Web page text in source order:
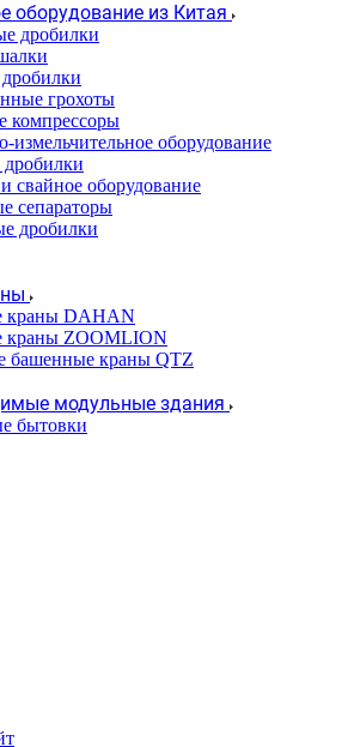
оборудование из Китая
дробилки
грохоты
компрессоры
измельчительное оборудование
свайное оборудование
сепараторы
дробилки
краны DAHAN
краны ZOOMLION
башенные краны QTZ
модульные здания
бытовки